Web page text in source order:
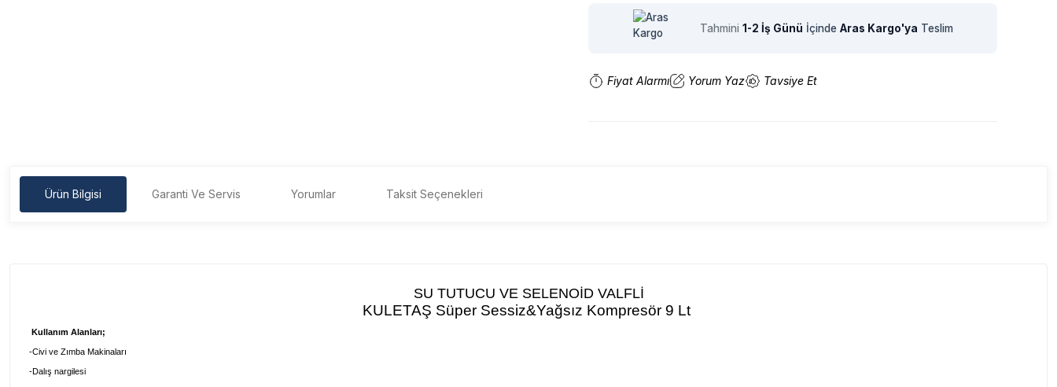
Tahmini 1-2 İş Günü İçinde Aras Kargo'ya Teslim
Fiyat Alarmı Yorum Yaz Tavsiye Et
Ürün Bilgisi Garanti Ve Servis Yorumlar Taksit Seçenekleri
SU TUTUCU VE SELENOİD VALFLİ
KULETAŞ Süper Sessiz&Yağsız Kompresör 9 Lt
Kullanım Alanları;
-Civi ve Zımba Makinaları
-Dalış nargilesi